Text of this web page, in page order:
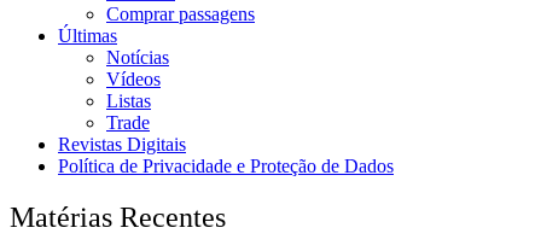
Comprar passagens
Últimas
Notícias
Vídeos
Listas
Trade
Revistas Digitais
Política de Privacidade e Proteção de Dados
Matérias Recentes